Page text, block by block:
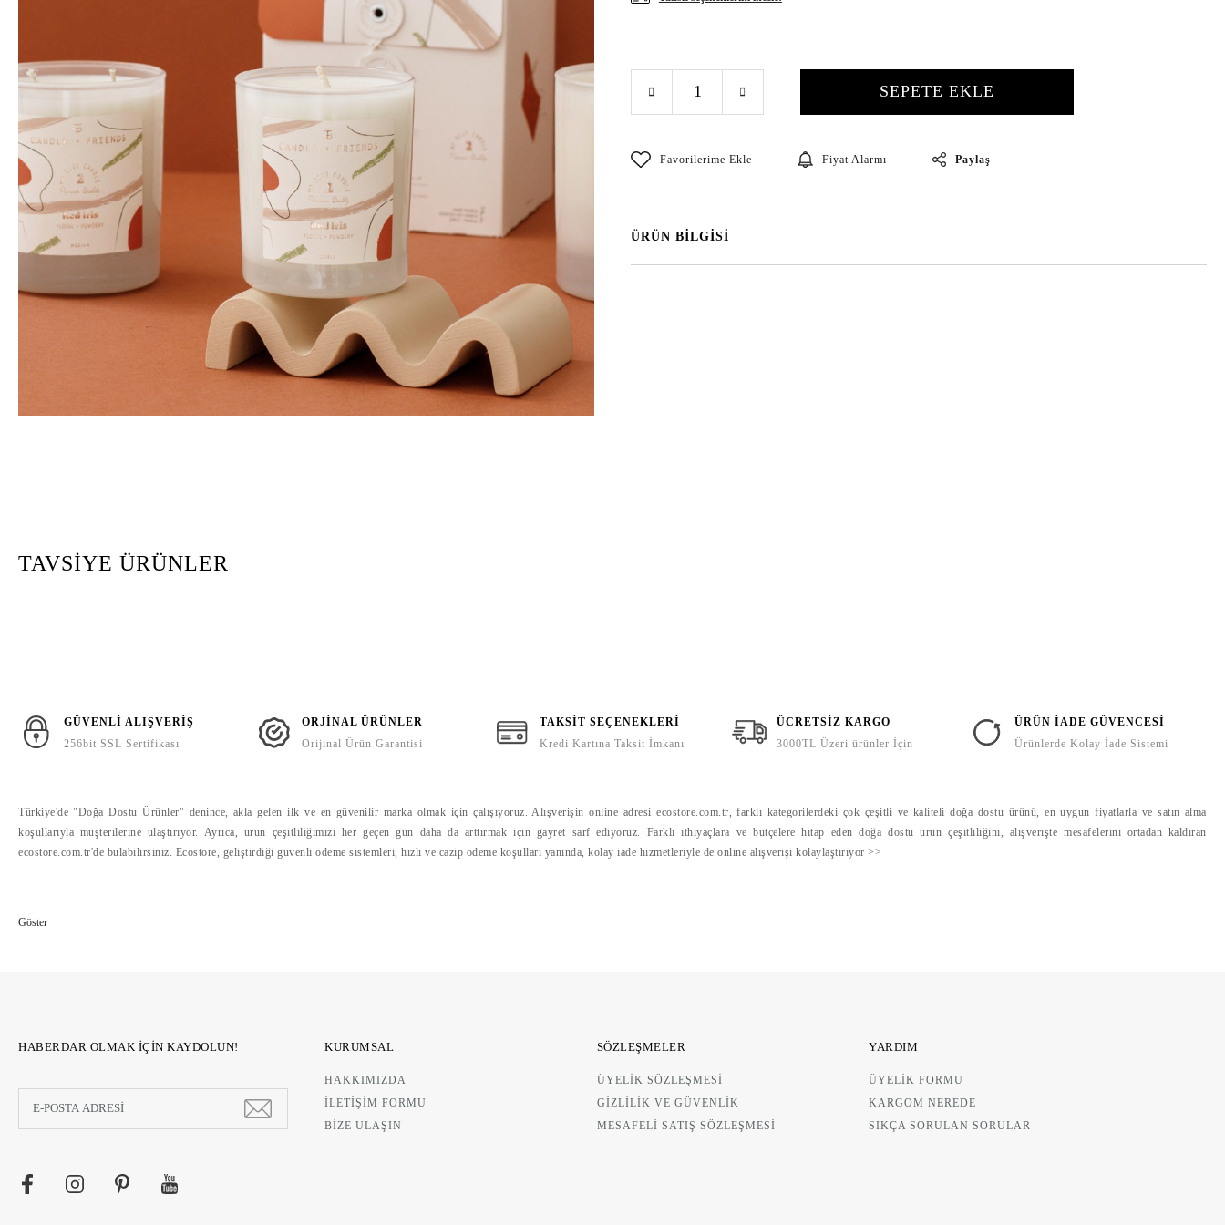
SEPETE EKLE
Fiyat Alarmı Paylaş
ÜRÜN BİLGİSİ
TAVSİYE ÜRÜNLER
390,00 TL
DOĞAL SABUN
ZERDEÇALLI SAÇ SABUNU
440,00 TL
BİBERİYE VE LAVANTA
390,00 TL
440,00 TL
DOĞAL SABUN
ADAÇAYI VE AKTİF KÖMÜR
DOĞAL SABUN
EBRULİ ''TANRIÇA'' SABUNU
DOĞAL SABUN
DELİKANLIM TRAŞ SABUNU
GÜVENLİ ALIŞVERİŞ
256bit SSL Sertifikası
ORJİNAL ÜRÜNLER
Orijinal Ürün Garantisi
TAKSİT SEÇENEKLERİ
Kredi Kartına Taksit İmkanı
ÜCRETSİZ KARGO
3000TL Üzeri ürünler İçin
ÜRÜN İADE GÜVENCESİ
Ürünlerde Kolay İade Sistemi
Türkiye'de "Doğa Dostu Ürünler" denince, akla gelen ilk ve en güvenilir marka olmak için çalışıyoruz. Alışverişin online adresi ecostore.com.tr, farklı kategorilerdeki çok çeşitli ve kaliteli doğa dostu ürünü, en uygun fiyatlarla ve satın alma
koşullarıyla müşterilerine ulaştırıyor. Ayrıca, ürün çeşitliliğimizi her geçen gün daha da arttırmak için gayret sarf ediyoruz. Farklı ithiyaçlara ve bütçelere hitap eden doğa dostu ürün çeşitliliğini, alışverişte mesafelerini ortadan kaldıran
ecostore.com.tr'de bulabilirsiniz. Ecostore, geliştirdiği güvenli ödeme sistemleri, hızlı ve cazip ödeme koşulları yanında, kolay iade hizmetleriyle de online alışverişi kolaylaştırıyor >>
HABERDAR OLMAK İÇİN KAYDOLUN! KURUMSAL
HAKKIMIZDA
İLETİŞİM FORMU
BİZE ULAŞIN
SÖZLEŞMELER
ÜYELİK SÖZLEŞMESİ
GİZLİLİK VE GÜVENLİK
MESAFELİ SATIŞ SÖZLEŞMESİ
YARDIM
ÜYELİK FORMU
KARGOM NEREDE
SIKÇA SORULAN SORULAR